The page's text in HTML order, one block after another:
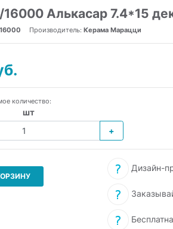
Алькасар 7.4*15
Производитель: Керама Марацци
количество:
шт
+
Дизайн-